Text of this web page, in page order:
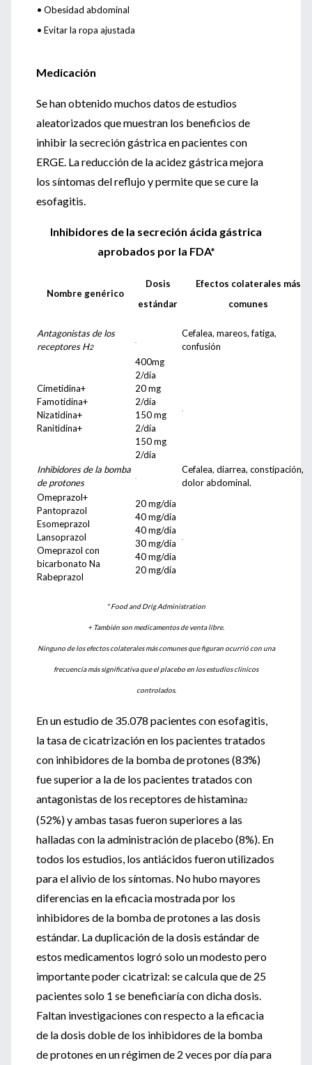
• Obesidad abdominal
• Evitar la ropa ajustada
Medicación
Se han obtenido muchos datos de estudios
aleatorizados que muestran los beneficios de
inhibir la secreción gástrica en pacientes con
ERGE. La reducción de la acidez gástrica mejora
los síntomas del reflujo y permite que se cure la
esofagitis.
Inhibidores de la secreción ácida gástrica
aprobados por la FDA*
Nombre genérico
Dosis
estándar
Efectos colaterales más
comunes
Antagonistas de los
receptores H2
Cefalea, mareos, fatiga,
confusión
Cimetidina+
Famotidina+
Nizatidina+
Ranitidina+
400mg
2/día
20 mg
2/día
150 mg
2/día
150 mg
2/día
Inhibidores de la bomba
de protones
Cefalea, diarrea, constipación,
dolor abdominal.
Omeprazol+
Pantoprazol
Esomeprazol
Lansoprazol
Omeprazol con
bicarbonato Na
Rabeprazol
20 mg/día
40 mg/día
40 mg/día
30 mg/día
40 mg/día
20 mg/día
* Food and Drig Administration
+ También son medicamentos de venta libre.
Ninguno de los efectos colaterales más comunes que figuran ocurrió con una
frecuencia más significativa que el placebo en los estudios clínicos
controlados.
En un estudio de 35.078 pacientes con esofagitis,
la tasa de cicatrización en los pacientes tratados
con inhibidores de la bomba de protones (83%)
fue superior a la de los pacientes tratados con
antagonistas de los receptores de histamina2
(52%) y ambas tasas fueron superiores a las
halladas con la administración de placebo (8%). En
todos los estudios, los antiácidos fueron utilizados
para el alivio de los síntomas. No hubo mayores
diferencias en la eficacia mostrada por los
inhibidores de la bomba de protones a las dosis
estándar. La duplicación de la dosis estándar de
estos medicamentos logró solo un modesto pero
importante poder cicatrizal: se calcula que de 25
pacientes solo 1 se beneficiaría con dicha dosis.
Faltan investigaciones con respecto a la eficacia
de la dosis doble de los inhibidores de la bomba
de protones en un régimen de 2 veces por día para